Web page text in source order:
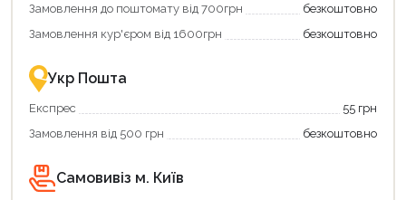
Замовлення до поштомату від 700грн
безкоштовно
Замовлення кур'єром від 1600грн
безкоштовно
Укр Пошта
Експрес
55 грн
Замовлення від 500 грн
безкоштовно
Самовивіз м. Київ